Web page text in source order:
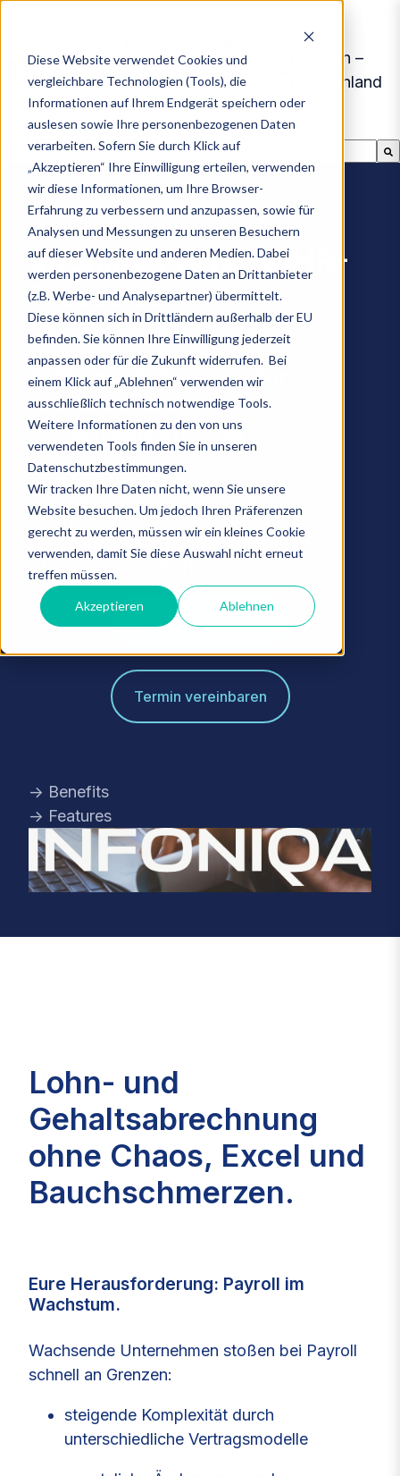
Diese Website verwendet Cookies und
vergleichbare Technologien (Tools), die
Informationen auf Ihrem Endgerät speichern oder
auslesen sowie Ihre personenbezogenen Daten
verarbeiten. Sofern Sie durch Klick auf
„Akzeptieren“ Ihre Einwilligung erteilen, verwenden
wir diese Informationen, um Ihre Browser-
Erfahrung zu verbessern und anzupassen, sowie für
Analysen und Messungen zu unseren Besuchern
auf dieser Website und anderen Medien. Dabei
werden personenbezogene Daten an Drittanbieter
(z.B. Werbe- und Analysepartner) übermittelt.
Diese können sich in Drittländern außerhalb der EU
befinden. Sie können Ihre Einwilligung jederzeit
anpassen oder für die Zukunft widerrufen. Bei
einem Klick auf „Ablehnen“ verwenden wir
ausschließlich technisch notwendige Tools.
Weitere Informationen zu den von uns
verwendeten Tools finden Sie in unseren
Datenschutzbestimmungen.
Wir tracken Ihre Daten nicht, wenn Sie unsere
Website besuchen. Um jedoch Ihren Präferenzen
gerecht zu werden, müssen wir ein kleines Cookie
verwenden, damit Sie diese Auswahl nicht erneut
treffen müssen.
Akzeptieren Ablehnen
Kontakt
Blog
Deutsch –
Deutschland
Dies ist ein Suchfeld mit einer automatischen
Es gibt keine Vorschläge, da das Suchfeld leer ist.
Infoniqa Payroll & HR-
Prozesse
Software & Services für
rechtssichere
Entgeltabrechnung
Infoniqa ist die Payroll‑Lösung für den
DACH‑Markt. Gemeinsam unterstützen wir
euch dabei, Payroll sicher, skalierbar und
integriert in eure HR‑IT aufzusetzen.
Kontakt aufnehmen
Termin vereinbaren
→ Benefits
→ Features
Lohn- und
Gehaltsabrechnung
ohne Chaos, Excel und
Bauchschmerzen.
Eure Herausforderung: Payroll im
Wachstum.
Wachsende Unternehmen stoßen bei Payroll
schnell an Grenzen:
steigende Komplexität durch
unterschiedliche Vertragsmodelle